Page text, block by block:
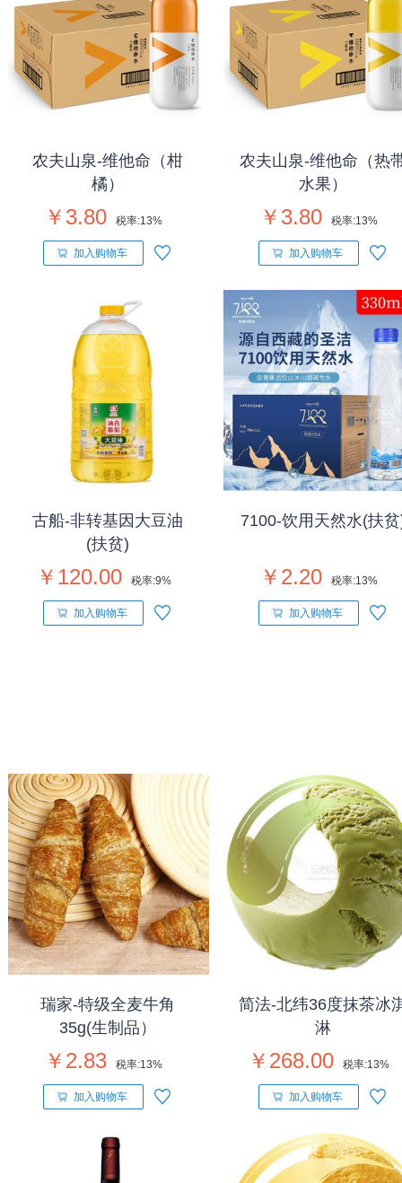
农夫山泉-维他命（柑
橘）
￥3.80 税率:13%
加入购物车
农夫山泉-维他命（热
水果）
￥3.80 税率:13%
加入购物车
古船-非转基因大豆油
(扶贫)
￥120.00 税率:9%
加入购物车
7100-饮用天然水(扶
￥2.20 税率:13%
加入购物车
瑞家-特级全麦牛角
35g(生制品）
￥2.83 税率:13%
加入购物车
简法-北纬36度抹茶冰
淋
￥268.00 税率:13%
加入购物车